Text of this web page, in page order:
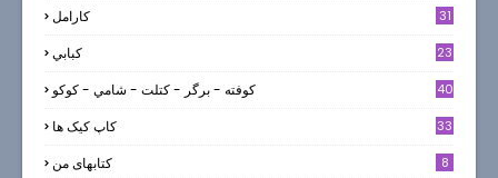
كارامل 31
كبابي 23
كوفته - برگر - كتلت - شامي - كوكو 40
کاپ کیک ها 33
کتابهای من 8